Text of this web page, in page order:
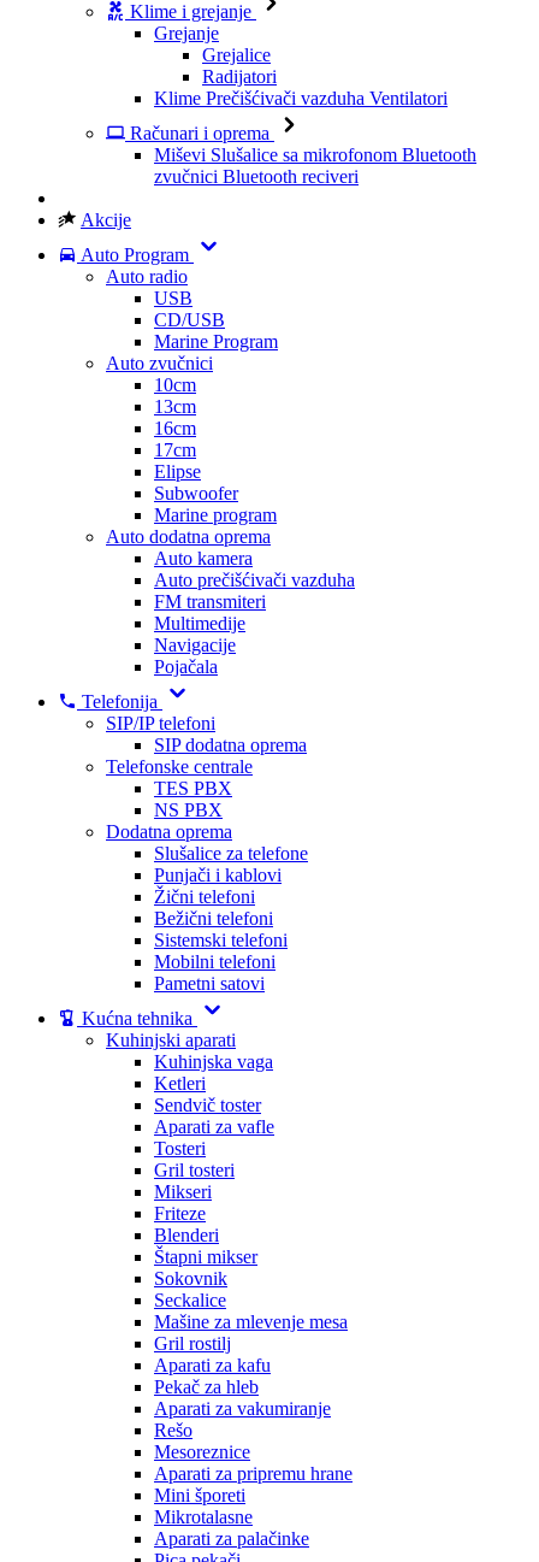
Klime i grejanje
Grejanje
Grejalice
Radijatori
Klime Prečišćivači vazduha Ventilatori
Računari i oprema
Miševi Slušalice sa mikrofonom Bluetooth
zvučnici Bluetooth reciveri
Akcije
Auto Program
Auto radio
USB
CD/USB
Marine Program
Auto zvučnici
10cm
13cm
16cm
17cm
Elipse
Subwoofer
Marine program
Auto dodatna oprema
Auto kamera
Auto prečišćivači vazduha
FM transmiteri
Multimedije
Navigacije
Pojačala
Telefonija
SIP/IP telefoni
SIP dodatna oprema
Telefonske centrale
TES PBX
NS PBX
Dodatna oprema
Slušalice za telefone
Punjači i kablovi
Žični telefoni
Bežični telefoni
Sistemski telefoni
Mobilni telefoni
Pametni satovi
Kućna tehnika
Kuhinjski aparati
Kuhinjska vaga
Ketleri
Sendvič toster
Aparati za vafle
Tosteri
Gril tosteri
Mikseri
Friteze
Blenderi
Štapni mikser
Sokovnik
Seckalice
Mašine za mlevenje mesa
Gril rostilj
Aparati za kafu
Pekač za hleb
Aparati za vakumiranje
Rešo
Mesoreznice
Aparati za pripremu hrane
Mini šporeti
Mikrotalasne
Aparati za palačinke